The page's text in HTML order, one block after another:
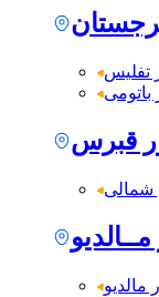
تفلیس
باتومی
قبرس
شمالی
مالدیو